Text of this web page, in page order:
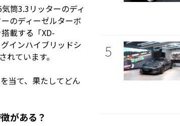
筒3.3リッターのディ
のディーゼルターボ
載する「XD-
インハイブリッドシ
ています。
当て、果たしてどん
がある？